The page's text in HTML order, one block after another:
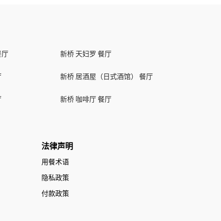
厅 新桥 天妇罗 餐厅
新桥 居酒屋（日式酒馆） 餐厅
新桥 咖啡厅 餐厅
法律声明
用餐术语
隐私政策
付款政策